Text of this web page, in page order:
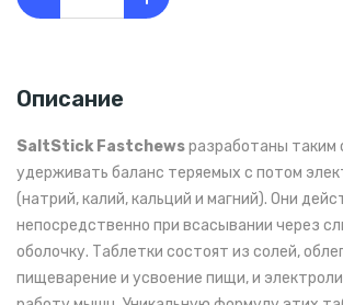
Описание
SaltStick Fastchewsразработаны таким
удерживать баланс теряемых с потом
(натрий, калий, кальций и магний). Они
непосредственно при всасывании через
оболочку. Таблетки состоят из солей,
пищеварение и усвоение пищи, и